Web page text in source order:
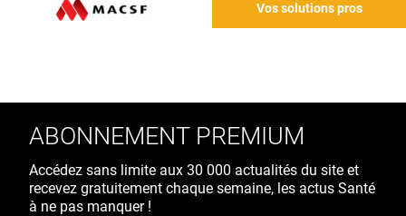
Vos solutions pros
ABONNEMENT PREMIUM
Accédez sans limite aux 30 000 actualités du site et
recevez gratuitement chaque semaine, les actus Santé
à ne pas manquer !